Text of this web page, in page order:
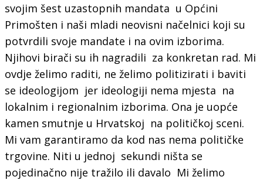
svojim šest uzastopnih mandata u Općini
Primošten i naši mladi neovisni načelnici koji su
potvrdili svoje mandate i na ovim izborima.
Njihovi birači su ih nagradili za konkretan rad. Mi
ovdje želimo raditi, ne želimo politizirati i baviti
se ideologijom jer ideologiji nema mjesta na
lokalnim i regionalnim izborima. Ona je uopće
kamen smutnje u Hrvatskoj na političkoj sceni.
Mi vam garantiramo da kod nas nema političke
trgovine. Niti u jednoj sekundi ništa se
pojedinačno nije tražilo ili davalo Mi želimo